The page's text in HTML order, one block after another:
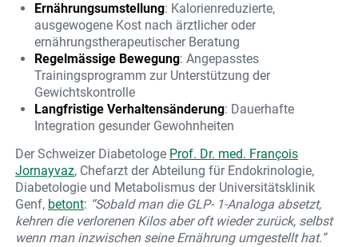
Ernährungsumstellung: Kalorienreduzierte,
ausgewogene Kost nach ärztlicher oder
ernährungstherapeutischer Beratung
Regelmässige Bewegung: Angepasstes
Trainingsprogramm zur Unterstützung der
Gewichtskontrolle
Langfristige Verhaltensänderung: Dauerhafte
Integration gesunder Gewohnheiten
Der Schweizer Diabetologe Prof. Dr. med. François
Jornayvaz, Chefarzt der Abteilung für Endokrinologie,
Diabetologie und Metabolismus der Universitätsklinik
Genf, betont: “Sobald man die GLP- 1-Analoga absetzt,
kehren die verlorenen Kilos aber oft wieder zurück, selbst
wenn man inzwischen seine Ernährung umgestellt hat.”